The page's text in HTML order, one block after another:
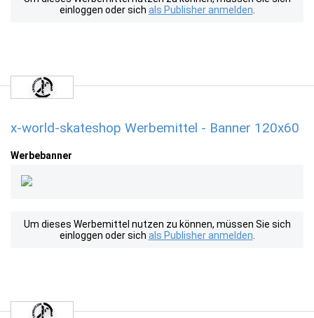
einloggen oder sich als Publisher anmelden
x-world-skateshop Werbemittel - Banner 120x60
Werbebanner
Um dieses Werbemittel nutzen zu können, müssen Sie sich
einloggen oder sich als Publisher anmelden